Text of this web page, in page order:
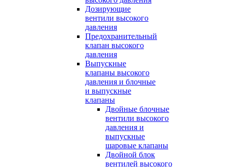
Дозирующие
вентили высокого
давления
Предохранительный
клапан высокого
давления
Выпускные
клапаны высокого
давления и блочные
и выпускные
клапаны
Двойные блочные
вентили высокого
давления и
выпускные
шаровые клапаны
Двойной блок
вентилей высокого